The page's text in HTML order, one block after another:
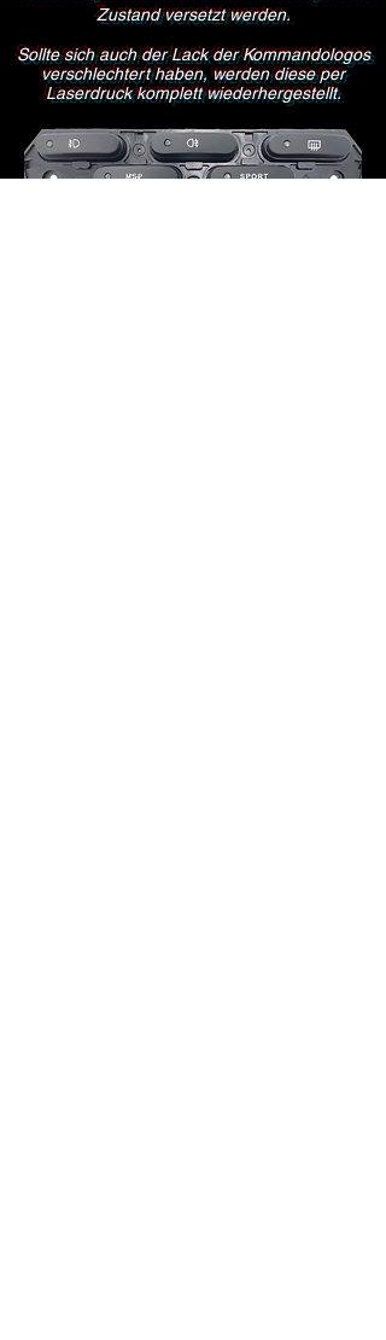
Zustand versetzt werden.
Sollte sich auch der Lack der Kommandologos
verschlechtert haben, werden diese per
Laserdruck komplett wiederhergestellt.